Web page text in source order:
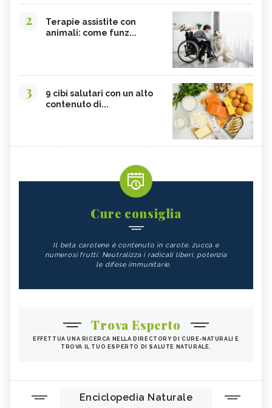
2
Terapie assistite con
animali: come funz...
3
9 cibi salutari con un alto
contenuto di...
Cure consiglia
Il beta carotene è contenuto in carote, zucca e
numerosi frutti. Neutralizza i radicali liberi, potenzia
le difese immunitarie.
Trova Esperto
EFFETTUA UNA RICERCA NELLA DIRECTORY DI CURE-NATURALI E
TROVA IL TUO ESPERTO DI SALUTE NATURALE.
Enciclopedia Naturale